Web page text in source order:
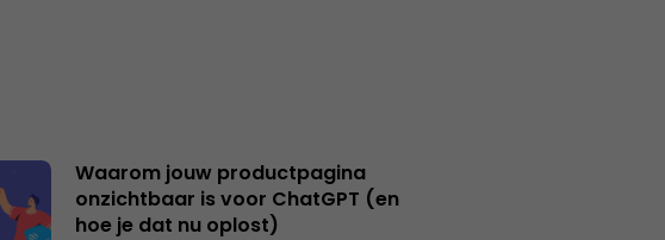
Waarom jouw productpagina
onzichtbaar is voor ChatGPT (en
hoe je dat nu oplost)